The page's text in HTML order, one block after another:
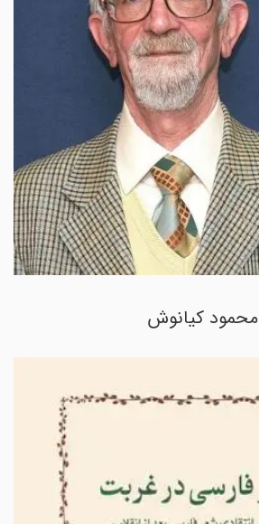
محمود کیانوش